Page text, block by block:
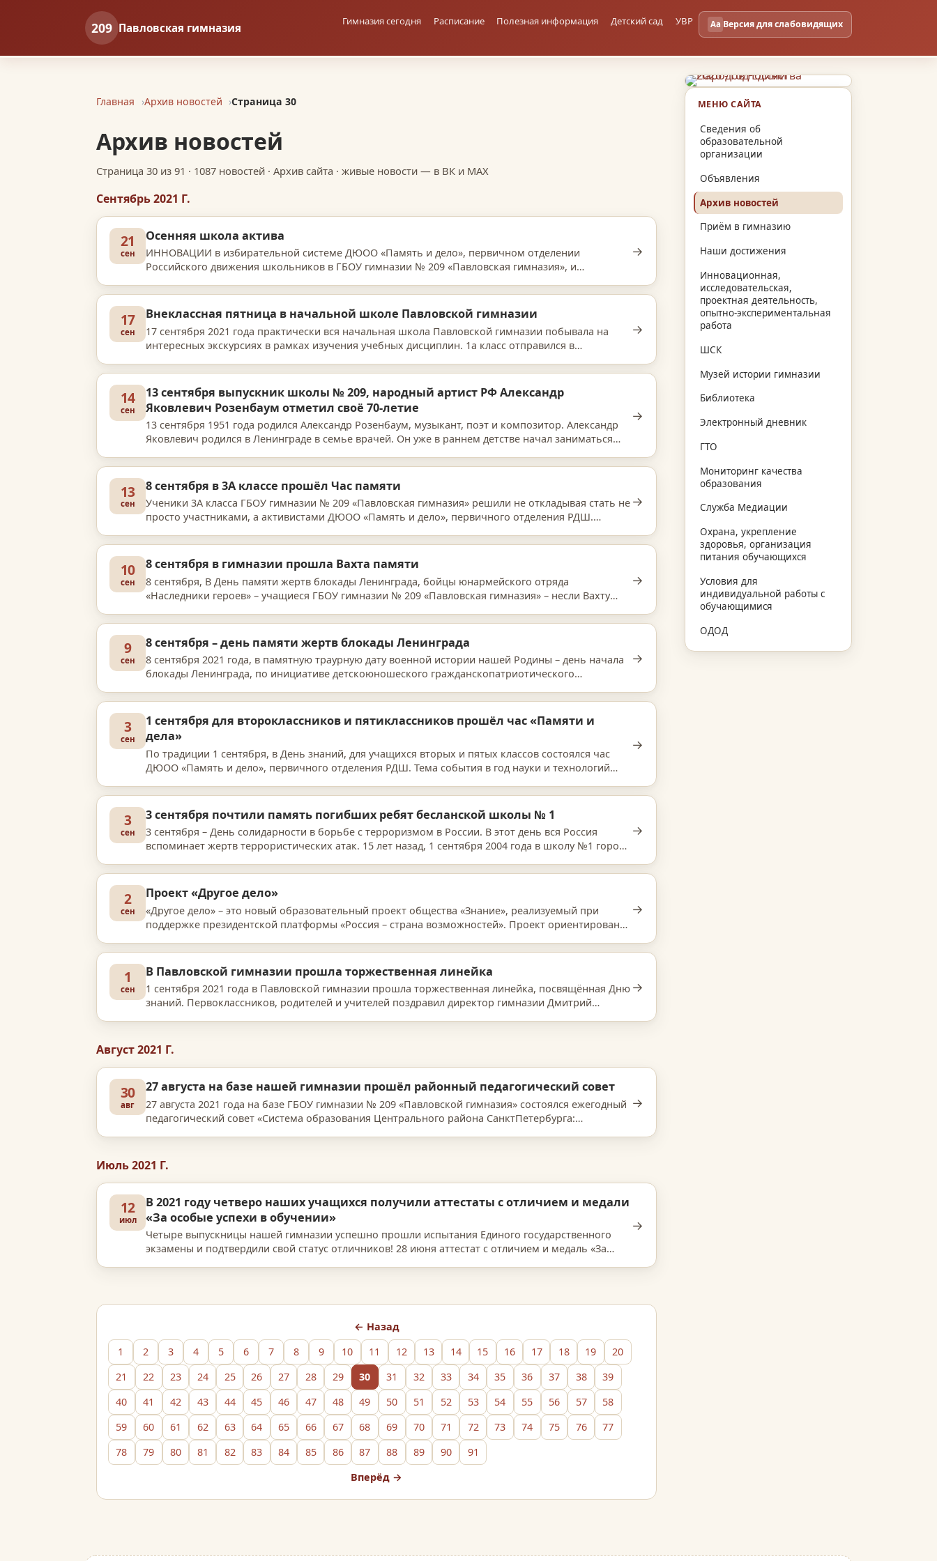
209 Павловская гимназия Гимназия сегодня Расписание Полезная информация Детский сад УВР Aa Версия для слабовидящих
Главная Архив новостей Страница 30
Архив новостей
Страница 30 из 91 · 1087 новостей · Архив сайта · живые новости — в ВК и MAX
Сентябрь 2021 Г.
21
сен
Осенняя школа актива
ИННОВАЦИИ в избирательной системе ДЮОО «Память и дело», первичном отделении
Российского движения школьников в ГБОУ гимназии № 209 «Павловская гимназия», и
→
17
сен
Внеклассная пятница в начальной школе Павловской гимназии
17 сентября 2021 года практически вся начальная школа Павловской гимназии побывала на
интересных экскурсиях в рамках изучения учебных дисциплин. 1а класс отправился в
→
14
сен
13 сентября выпускник школы № 209, народный артист РФ Александр
Яковлевич Розенбаум отметил своё 70-летие
13 сентября 1951 года родился Александр Розенбаум, музыкант, поэт и композитор. Александр
Яковлевич родился в Ленинграде в семье врачей. Он уже в раннем детстве начал заниматься
→
13
сен
8 сентября в 3А классе прошёл Час памяти
Ученики 3А класса ГБОУ гимназии № 209 «Павловская гимназия» решили не откладывая стать не
просто участниками, а активистами ДЮОО «Память и дело», первичного отделения РДШ.
→
10
сен
8 сентября в гимназии прошла Вахта памяти
8 сентября, В День памяти жертв блокады Ленинграда, бойцы юнармейского отряда
«Наследники героев» – учащиеся ГБОУ гимназии № 209 «Павловская гимназия» – несли Вахту
→
9
сен
8 сентября – день памяти жертв блокады Ленинграда
8 сентября 2021 года, в памятную траурную дату военной истории нашей Родины – день начала
блокады Ленинграда, по инициативе детскоюношеского гражданскопатриотического
→
3
сен
1 сентября для второклассников и пятиклассников прошёл час «Памяти и
дела»
По традиции 1 сентября, в День знаний, для учащихся вторых и пятых классов состоялся час
ДЮОО «Память и дело», первичного отделения РДШ. Тема события в год науки и технологий
→
3
сен
3 сентября почтили память погибших ребят бесланской школы № 1
3 сентября – День солидарности в борьбе с терроризмом в России. В этот день вся Россия
вспоминает жертв террористических атак. 15 лет назад, 1 сентября 2004 года в школу №1 города
→
2
сен
Проект «Другое дело»
«Другое дело» – это новый образовательный проект общества «Знание», реализуемый при
поддержке президентской платформы «Россия – страна возможностей». Проект ориентирован
→
1
сен
В Павловской гимназии прошла торжественная линейка
1 сентября 2021 года в Павловской гимназии прошла торжественная линейка, посвящённая Дню
знаний. Первоклассников, родителей и учителей поздравил директор гимназии Дмитрий
→
Август 2021 Г.
30
авг
27 августа на базе нашей гимназии прошёл районный педагогический совет
27 августа 2021 года на базе ГБОУ гимназии № 209 «Павловской гимназия» состоялся ежегодный
педагогический совет «Система образования Центрального района СанктПетербурга:
→
Июль 2021 Г.
12
июл
В 2021 году четверо наших учащихся получили аттестаты с отличием и медали
«За особые успехи в обучении»
Четыре выпускницы нашей гимназии успешно прошли испытания Единого государственного
экзамены и подтвердили свой статус отличников! 28 июня аттестат с отличием и медаль «За
→
← Назад
1
2 3 4 5 6 7 8 9 10 11 12 13 14 15 16 17 18 19
20
21
22 23 24 25 26 27 28 29 30 31 32 33 34 35 36 37 38
39
40
41 42 43 44 45 46 47 48 49 50 51 52 53 54 55 56 57
58
59
60 61 62 63 64 65 66 67 68 69 70 71 72 73 74 75 76
77
78
79 80 81 82 83 84 85 86 87 88 89 90
91
Вперёд →
МЕНЮ САЙТА
Сведения об
образовательной
организации
Объявления
Архив новостей
Приём в гимназию
Наши достижения
Инновационная,
исследовательская,
проектная деятельность,
опытно-экспериментальная
работа
ШСК
Музей истории гимназии
Библиотека
Электронный дневник
ГТО
Мониторинг качества
образования
Служба Медиации
Охрана, укрепление
здоровья, организация
питания обучающихся
Условия для
индивидуальной работы с
обучающимися
ОДОД